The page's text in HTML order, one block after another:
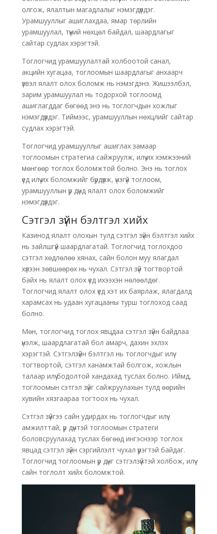
олгож, ялалтын магадлалыг нэмэгдүүлдэг.
Урамшууллыг ашиглахдаа, ямар төрлийн
урамшуулал, түүний нөхцөл байдал, шаардлагыг
сайтар судлах хэрэгтэй.
Тоглогчид урамшуулалтай холбоотой санал,
акцийн хугацаа, тоглоомын шаардлагыг анхаарч
үзвэл ялалт олох боломж нь нэмэгдэнэ. Жишээлбэл,
зарим урамшуулал нь тодорхой тоглоомд
ашиглагддаг бөгөөд энэ нь тоглогчдын хожлыг
нэмэгдүүлдэг. Тиймээс, урамшууллын нөхцлийг сайтар
судлах хэрэгтэй.
Тоглогчид урамшууллыг ашиглах замаар
тоглоомын стратегиа сайжруулж, илүү их хэмжээний
мөнгөөр тоглох боломжтой болно. Энэ нь тоглох
үед илүү их боломжийг бүрдүүлж, үнэгүй тоглоом,
урамшууллын үр дүнд ялалт олох боломжийг
нэмэгдүүлдэг.
Сэтгэл зүйн бэлтгэл хийх
Казинод ялалт олохын тулд сэтгэл зүйн бэлтгэл хийх
нь зайлшгүй шаардлагатай. Тоглогчид тоглохдоо
сэтгэл хөдлөлөө хянах, сайн болон муу ялагдал
хүлээн зөвшөөрөх нь чухал. Сэтгэл зүй тогтвортой
байх нь ялалт олох үед ихээхэн нөлөөлдөг.
Тоглогчид ялалт олох үед хэт их баярлаж, ялагдалд
харамсах нь удаан хугацааны турш тоглоход саад
болно.
Мөн, тоглогчид тоглох явцдаа сэтгэл зүйн байдлаа
үнэлж, шаардлагатай бол амарч, дахин эхлэх
хэрэгтэй. Сэтгэлзүйн бэлтгэл нь тоглогчдыг илүү
тогтвортой, сэтгэл ханамжтай болгож, хожлын
талаар илүү бодолтой хандахад туслах болно. Иймд,
тоглоомын сэтгэл зүйг сайжруулахын тулд өөрийн
хувийн хязгаараа тогтоох нь чухал.
Сэтгэл зүйгээ сайн удирдах нь тоглогчдыг илүү
амжилттай, үр дүнтэй тоглоомын стратеги
боловсруулахад туслах бөгөөд ингэснээр тоглох
явцад сэтгэл зүйн сэргийлэлт чухал үүрэгтэй байдаг.
Тоглогчид тоглоомын үр дүнг сэтгэлзүйтэй холбож, илүү
сайн тоглолт хийх боломжтой.